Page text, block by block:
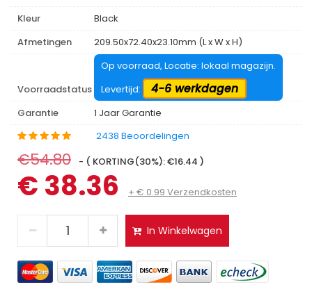
Kleur
Black
Afmetingen
209.50x72.40x23.10mm (L x W x H)
Voorraadstatus
Op voorraad, Locatie: lokaal magazijn.
Levertijd:
4-6 werkdagen
Garantie
1 Jaar Garantie
2438 Beoordelingen
€54.80 - ( KORTING(30%): €16.44 )
€ 38.36 + € 0.99 Verzendkosten
In Winkelwagen